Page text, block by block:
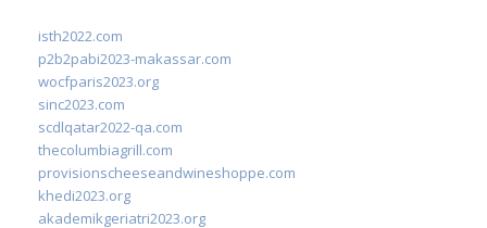
isth2022.com
p2b2pabi2023-makassar.com
wocfparis2023.org
sinc2023.com
scdlqatar2022-qa.com
thecolumbiagrill.com
provisionscheeseandwineshoppe.com
khedi2023.org
akademikgeriatri2023.org